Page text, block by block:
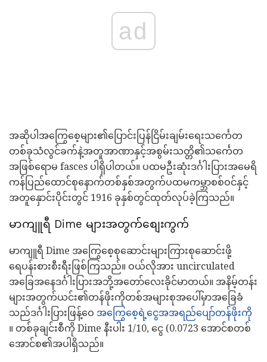
ad
အဆိုပါအကြွေစေ့များ၏ပြောင်းပြန်ငြိမ်းချမ်းရေးသင်္ကေတ
တစ်ခုသံလွင်ခက်နဲ့အတူအာဏာနှင့်အစွမ်းသတ္တိ၏သင်္ကေတ
အဖြစ်ရောမ fasces ပါရှိပါတယ်။ ပထမဦးဆုံးဒင်္ဂါးပြားအမေရိ
ကန်ပြည်ထောင်စုနောက်တစ်နှစ်အတွက်ပထမကမ္ဘာစစ်ဝင်နှင့်
အတူနှောင်းပိုင်းတွင် 1916 ခုနှစ်တွင်ထုတ်လုပ်ခဲ့ကြသည်။
မာကျူရီ Dime များအတွက်စျေးကွက်
မာကျူရီ Dime အကြွေစေ့စုဆောင်းများကြားစုဆောင်းဖို့
ရေပန်းစားစီးရီးဖြစ်ကြသည်။ ဝယ်လိုအား uncirculated
အခြေအနေဒင်္ဂါးပြားအဘို့အတော်လေးခိုင်မာတယ်။ အနိမ့်တန်း
များအတွက်ယင်း၏တန်ဖိုးကိုတစ်အများစုအပေါ်မှာအခြေခံ
သည်ဒင်္ဂါးပြားဖြန့်ဝေ အကြွေစေ့ရဲ့ငွေအအရည်ပျော်တန်ဖိုးကို
။ တစ်ခုချင်းစီကို Dime နီးပါး 1/10, ငွေ (0.0723 အောင်စတစ်
အောင်စ၏အပါရှိသည်။